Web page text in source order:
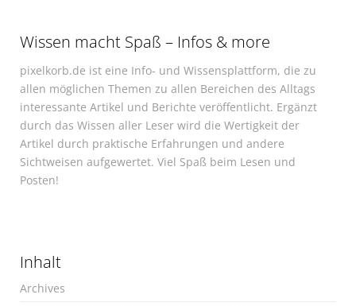
Wissen macht Spaß – Infos & more
pixelkorb.de ist eine Info- und Wissensplattform, die zu
allen möglichen Themen zu allen Bereichen des Alltags
interessante Artikel und Berichte veröffentlicht. Ergänzt
durch das Wissen aller Leser wird die Wertigkeit der
Artikel durch praktische Erfahrungen und andere
Sichtweisen aufgewertet. Viel Spaß beim Lesen und
Posten!
Inhalt
Archives